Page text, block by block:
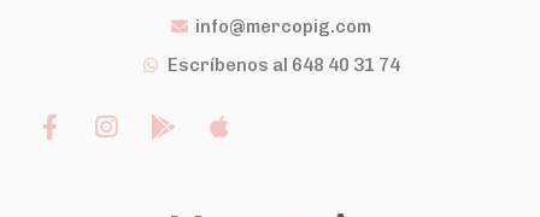
info@mercopig.com
Escríbenos al 648 40 31 74